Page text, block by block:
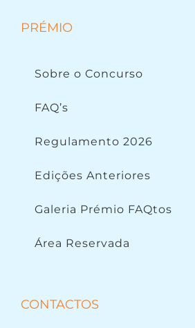
PRÉMIO
Sobre o Concurso
FAQ’s
Regulamento 2026
Edições Anteriores
Galeria Prémio FAQtos
Área Reservada
CONTACTOS